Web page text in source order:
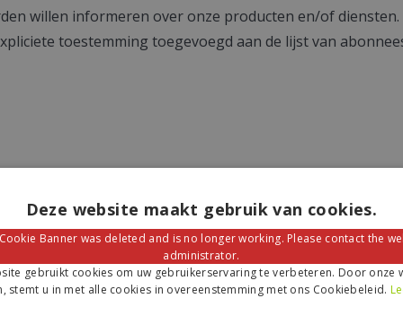
willen informeren over onze producten en/of
toestemming toegevoegd aan de lijst van
Deze partners zijn betrokken bij de uitvoering van de
Deze website maakt gebruik van cookies.
Banner was deleted and is no longer working. Please contact the
administrator.
gebruikt cookies om uw gebruikerservaring te verbeteren. Door onze
stemt u in met alle cookies in overeenstemming met ons Cookiebeleid.